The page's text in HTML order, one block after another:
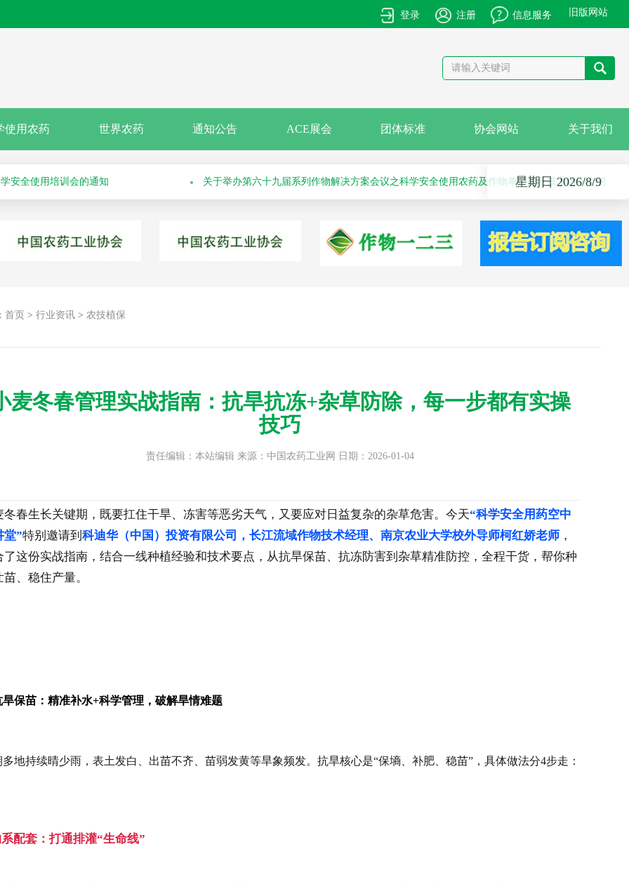
旧版网站
信息服务
注册
登录
使用农药 世界农药 通知公告 ACE展会 团体标准 协会网站 关于我们
关于召开“2026斯里兰卡国际农化产品展览会”的通知
安全使用培训会的通知 关于举办第六十九届系列作物解决方案会议之科学安全使用农药及作物单产提升技术培训会的
星期日 2026/8/9
首页 > 行业资讯 > 农技植保
麦冬春管理实战指南：抗旱抗冻+杂草防除，每一步都有实操
技巧
责任编辑：本站编辑 来源：中国农药工业网 日期：2026-01-04
冬春生长关键期，既要扛住干旱、冻害等恶劣天气，又要应对日益复杂的杂草危害。今天“科学安全用药空中
堂”特别邀请到 科迪华（中国）投资有限公司，长江流域作物技术经理、南京农业大学校外导师柯红娇老师 ，
了这份实战指南，结合一线种植经验和技术要点，从抗旱保苗、抗冻防害到杂草精准防控，全程干货，帮你种
苗、稳住产量。
旱保苗：精准补水+科学管理，破解旱情难题
多地持续晴少雨，表土发白、出苗不齐、苗弱发黄等旱象频发。抗旱核心是“保墒、补肥、稳苗”，具体做法分4步走：
配套：打通排灌“生命线”